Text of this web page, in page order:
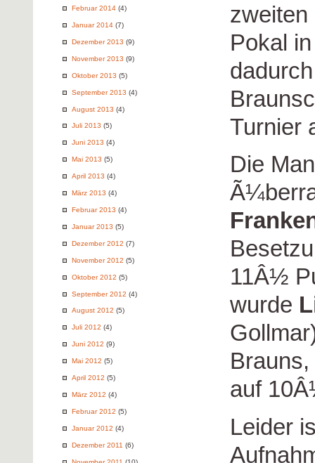
Februar 2014 (4)
Januar 2014 (7)
Dezember 2013 (9)
November 2013 (9)
Oktober 2013 (5)
September 2013 (4)
August 2013 (4)
Juli 2013 (5)
Juni 2013 (4)
Mai 2013 (5)
April 2013 (4)
März 2013 (4)
Februar 2013 (4)
Januar 2013 (5)
Dezember 2012 (7)
November 2012 (5)
Oktober 2012 (5)
September 2012 (4)
August 2012 (5)
Juli 2012 (4)
Juni 2012 (9)
Mai 2012 (5)
April 2012 (5)
März 2012 (4)
Februar 2012 (5)
Januar 2012 (4)
Dezember 2011 (6)
zweiten
Pokal
Turnier
Die
11Â½
wurde
auf
Leider